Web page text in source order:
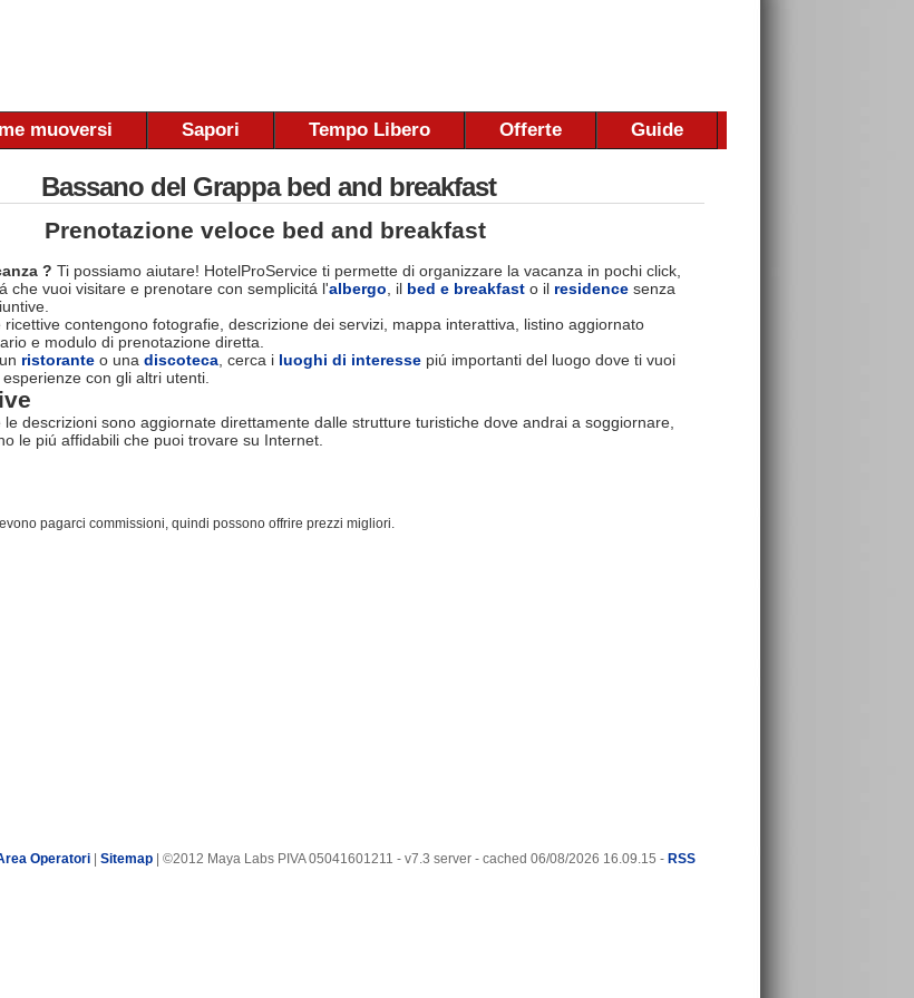
muoversi Sapori Tempo Libero Offerte Guide
Bassano del Grappa bed and breakfast
Prenotazione veloce bed and breakfast
? Ti possiamo aiutare! HotelProService ti permette di organizzare la vacanza in pochi click,
che vuoi visitare e prenotare con semplicitá l'albergo , il bed e breakfast o il residence senza
contengono fotografie, descrizione dei servizi, mappa interattiva, listino aggiornato
e modulo di prenotazione diretta.
ristorante o una discoteca , cerca i luoghi di interesse piú importanti del luogo dove ti vuoi
con gli altri utenti.
descrizioni sono aggiornate direttamente dalle strutture turistiche dove andrai a soggiornare,
le piú affidabili che puoi trovare su Internet.
pagarci commissioni, quindi possono offrire prezzi migliori.
Operatori Sitemap | ©2012 Maya Labs PIVA 05041601211 - v7.3 server - cached 06/08/2026 16.09.15 - RSS